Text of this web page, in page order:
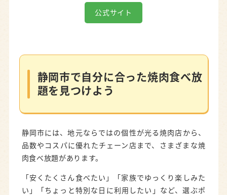
公式サイト
静岡市で自分に合った焼肉食べ放
題を見つけよう
静岡市には、地元ならではの個性が光る焼肉店から、
品数やコスパに優れたチェーン店まで、さまざまな焼
肉食べ放題があります。
「安くたくさん食べたい」「家族でゆっくり楽しみた
い」「ちょっと特別な日に利用したい」など、選ぶポ